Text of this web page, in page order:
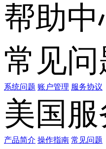
帮助中
常见问
系统问题 账户管理 服务协议
美国
产品简介 操作指南 常见问题